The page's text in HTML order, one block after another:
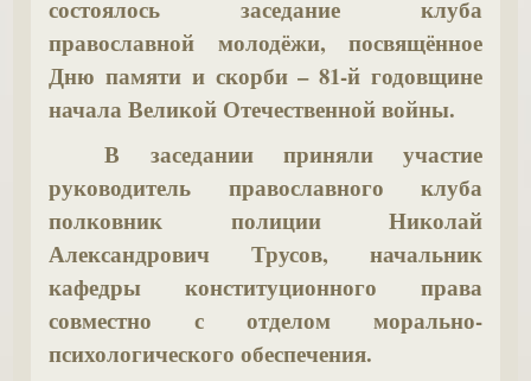
состоялось заседание клуба
православной молодёжи, посвящённое
Дню памяти и скорби – 81-й годовщине
начала Великой Отечественной войны.
В заседании приняли участие
руководитель православного клуба
полковник полиции Николай
Александрович Трусов, начальник
кафедры конституционного права
совместно с отделом морально-
психологического обеспечения.
возложения
цветов
мемориалу
Вечного
огня
Нижегородском
Кремле,
затем